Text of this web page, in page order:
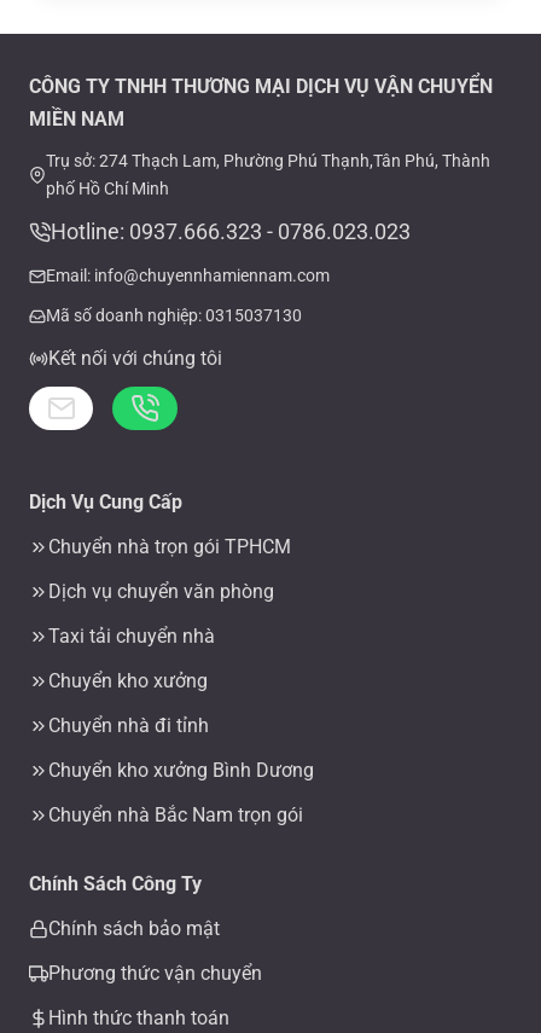
CÔNG TY TNHH THƯƠNG MẠI DỊCH VỤ VẬN CHUYỂN
MIỀN NAM
Trụ sở: 274 Thạch Lam, Phường Phú Thạnh,Tân Phú, Thành
phố Hồ Chí Minh
Hotline: 0937.666.323 - 0786.023.023
Email: info@chuyennhamiennam.com
Mã số doanh nghiệp: 0315037130
Kết nối với chúng tôi
Dịch Vụ Cung Cấp
Chuyển nhà trọn gói TPHCM
Dịch vụ chuyển văn phòng
Taxi tải chuyển nhà
Chuyển kho xưởng
Chuyển nhà đi tỉnh
Chuyển kho xưởng Bình Dương
Chuyển nhà Bắc Nam trọn gói
Chính Sách Công Ty
Chính sách bảo mật
Phương thức vận chuyển
Hình thức thanh toán